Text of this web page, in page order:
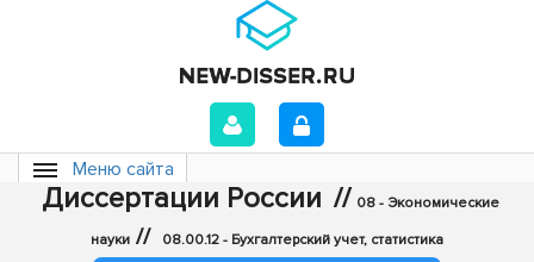
Меню сайта
Диссертации России // 08 - Экономические
науки // 08.00.12 - Бухгалтерский учет, статистика